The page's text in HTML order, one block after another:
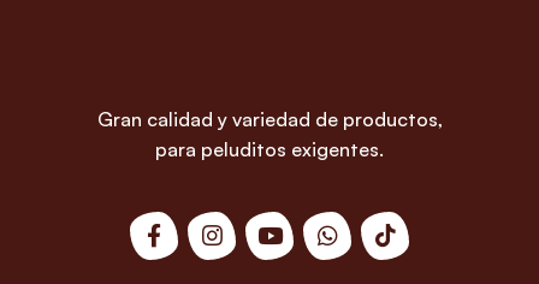
Gran calidad y variedad de productos,
para peluditos exigentes.